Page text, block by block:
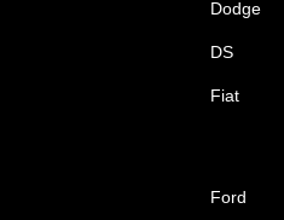
Dodge
DS
Fiat
Ford